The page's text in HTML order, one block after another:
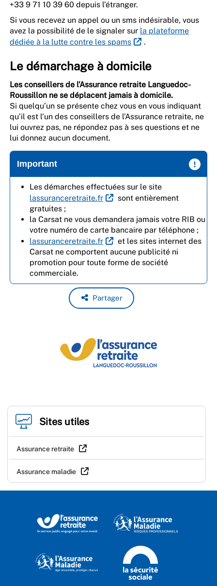
+33 9 71 10 39 60 depuis l’étranger.
Si vous recevez un appel ou un sms indésirable, vous
avez la possibilité de le signaler sur la plateforme
dédiée à la lutte contre les spams
.
Le démarchage à domicile
Les conseillers de l’Assurance retraite Languedoc-
Roussillon ne se déplacent jamais à domicile.
Si quelqu’un se présente chez vous en vous indiquant
qu’il est l’un des conseillers de l’Assurance retraite, ne
lui ouvrez pas, ne répondez pas à ses questions et ne
lui donnez aucun document.
Important
Les démarches effectuées sur le site
lassuranceretraite.fr
sont entièrement
gratuites ;
la Carsat ne vous demandera jamais votre RIB ou
votre numéro de carte bancaire par téléphone ;
lassuranceretraite.fr
et les sites internet des
Carsat ne comportent aucune publicité ni
promotion pour toute forme de société
commerciale.
Partager
Sites utiles
Assurance retraite
Assurance maladie